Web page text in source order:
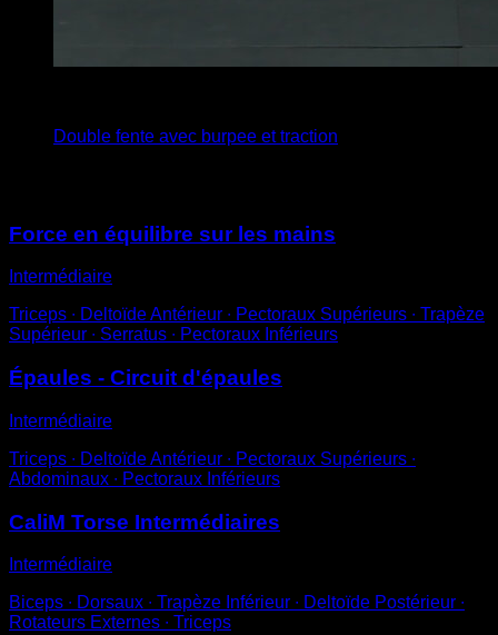
Double fente avec burpee et traction
Force en équilibre sur les mains
Intermédiaire
Triceps ∙ Deltoïde Antérieur ∙ Pectoraux Supérieurs ∙ Trapèze
Supérieur ∙ Serratus ∙ Pectoraux Inférieurs
Épaules - Circuit d'épaules
Intermédiaire
Triceps ∙ Deltoïde Antérieur ∙ Pectoraux Supérieurs ∙
Abdominaux ∙ Pectoraux Inférieurs
CaliM Torse Intermédiaires
Intermédiaire
Biceps ∙ Dorsaux ∙ Trapèze Inférieur ∙ Deltoïde Postérieur ∙
Rotateurs Externes ∙ Triceps